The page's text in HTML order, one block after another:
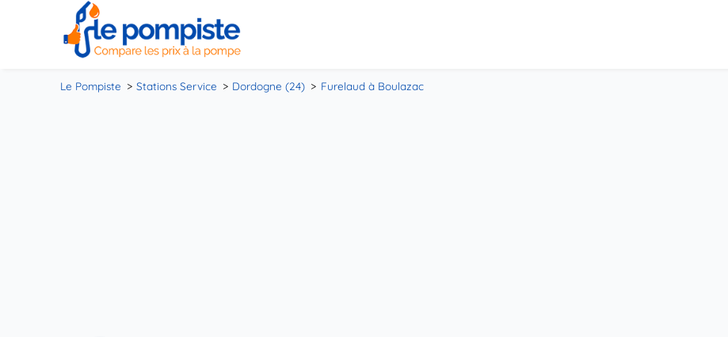
Le Pompiste Stations Service Dordogne (24) Furelaud à Boulazac